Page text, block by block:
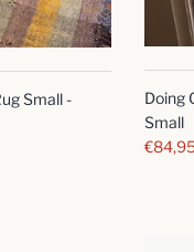
Small -
Doing
Small